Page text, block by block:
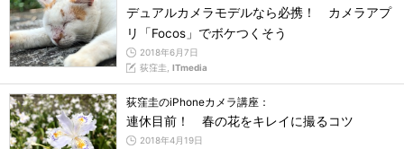
デュアルカメラモデルなら必携！ カメラアプ
リ「Focos」でボケつくそう
2018年6月7日
荻窪圭, ITmedia
荻窪圭のiPhoneカメラ講座：
連休目前！ 春の花をキレイに撮るコツ
2018年4月19日